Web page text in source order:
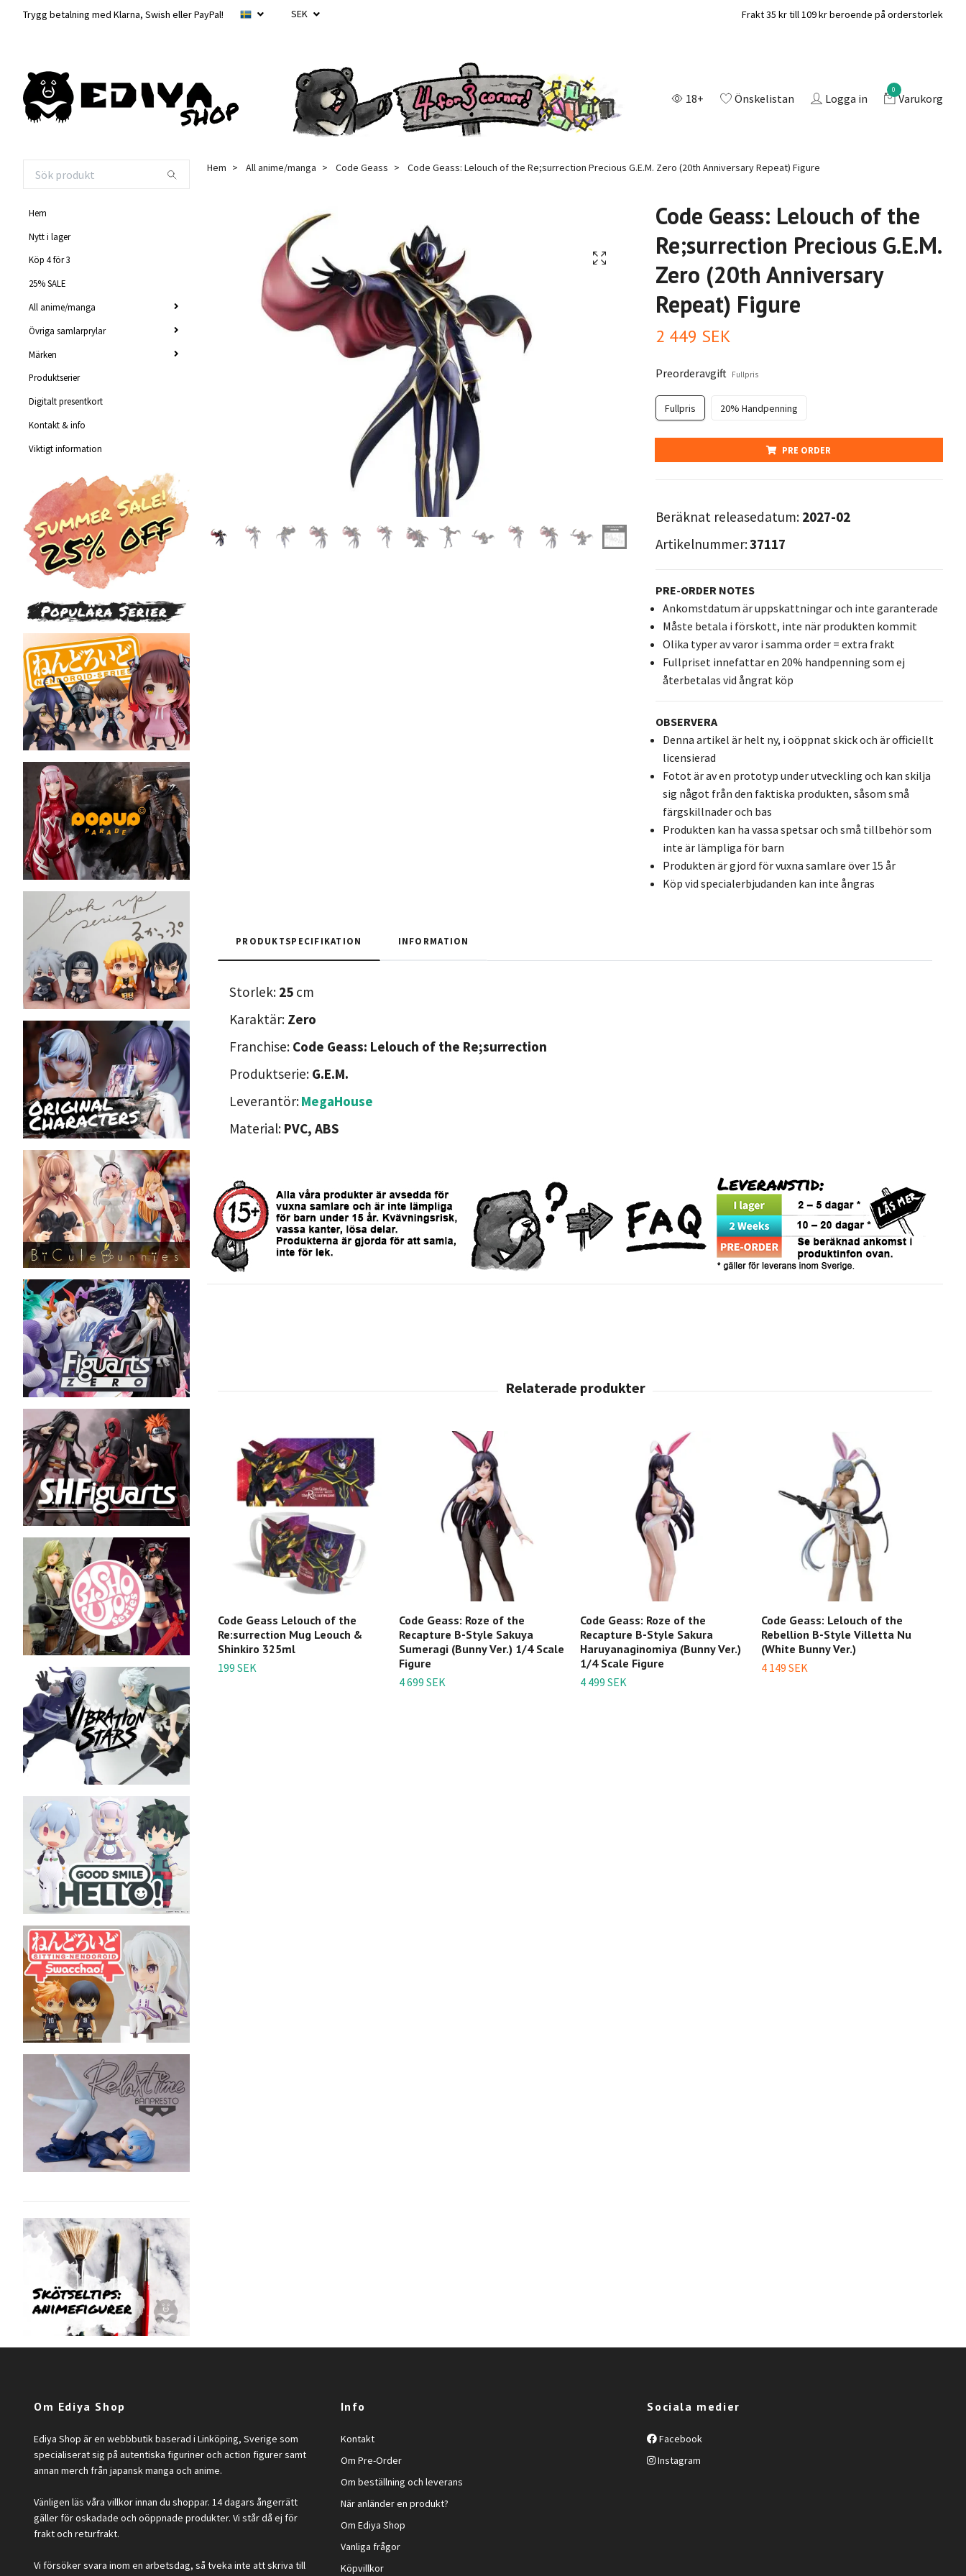
Trygg betalning med Klarna, Swish eller PayPal! SEK Frakt 35 kr till 109 kr beroende på orderstorlek
18+ Önskelistan Logga in
0
Varukorg
Hem
Nytt i lager
Köp 4 för 3
25% SALE
All anime/manga
Övriga samlarprylar
Märken
Produktserier
Digitalt presentkort
Kontakt & info
Viktigt information
Hem All anime/manga Code Geass Code Geass: Lelouch of the Re;surrection Precious G.E.M. Zero (20th Anniversary Repeat) Figure
Code Geass: Lelouch of the
Re;surrection Precious G.E.M.
Zero (20th Anniversary
Repeat) Figure
2 449 SEK
Preorderavgift Fullpris
Fullpris 20% Handpenning
PRE ORDER
Beräknat releasedatum: 2027-02
Artikelnummer:37117
PRE-ORDER NOTES
Ankomstdatum är uppskattningar och inte garanterade
Måste betala i förskott, inte när produkten kommit
Olika typer av varor i samma order = extra frakt
Fullpriset innefattar en 20% handpenning som ej
återbetalas vid ångrat köp
OBSERVERA
Denna artikel är helt ny, i oöppnat skick och är officiellt
licensierad
Fotot är av en prototyp under utveckling och kan skilja
sig något från den faktiska produkten, såsom små
färgskillnader och bas
Produkten kan ha vassa spetsar och små tillbehör som
inte är lämpliga för barn
Produkten är gjord för vuxna samlare över 15 år
Köp vid specialerbjudanden kan inte ångras
PRODUKTSPECIFIKATION INFORMATION
Storlek: 25 cm
Karaktär: Zero
Franchise: Code Geass: Lelouch of the Re;surrection
Produktserie: G.E.M.
Leverantör:MegaHouse
Material: PVC, ABS
Code Geass Lelouch of the
Re:surrection Mug Leouch &
Shinkiro 325ml
199 SEK
Code Geass: Roze of the
Recapture B-Style Sakuya
Sumeragi (Bunny Ver.) 1/4 Scale
Figure
4 699 SEK
Code Geass: Roze of the
Recapture B-Style Sakura
Haruyanaginomiya (Bunny Ver.)
1/4 Scale Figure
4 499 SEK
Code Geass: Lelouch of the
Rebellion B-Style Villetta Nu
(White Bunny Ver.)
4 149 SEK
Om Ediya Shop
Ediya Shop är en webbbutik baserad i Linköping, Sverige som
specialiserat sig på autentiska figuriner och action figurer samt
annan merch från japansk manga och anime.
Vänligen läs våra villkor innan du shoppar. 14 dagars ångerrätt
gäller för oskadade och oöppnade produkter. Vi står då ej för
frakt och returfrakt.
Vi försöker svara inom en arbetsdag, så tveka inte att skriva till
Info
Kontakt
Om Pre-Order
Om beställning och leverans
När anländer en produkt?
Om Ediya Shop
Vanliga frågor
Köpvillkor
Sociala medier
Facebook
Instagram